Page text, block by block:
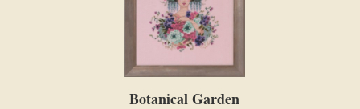
Botanical Garden